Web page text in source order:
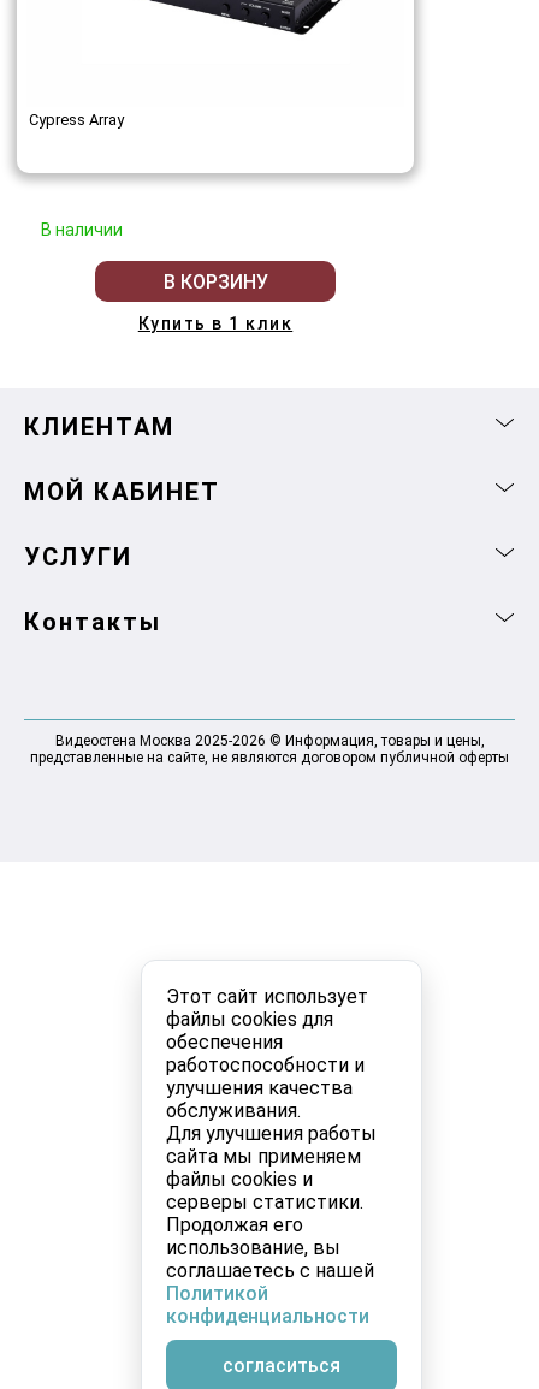
Этот сайт использует
файлы cookies для
обеспечения
работоспособности и
улучшения качества
обслуживания.
Для улучшения работы
сайта мы применяем
файлы cookies и
серверы статистики.
Продолжая его
использование, вы
соглашаетесь с нашей
Политикой
конфиденциальности
согласиться
Cypress Array
В наличии
В КОРЗИНУ
Купить в 1 клик
КЛИЕНТАМ
МОЙ КАБИНЕТ
УСЛУГИ
Контакты
Видеостена Москва 2025-2026 © Информация, товары и цены,
представленные на сайте, не являются договором публичной оферты